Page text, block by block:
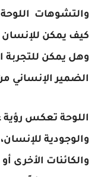
والتشوهات
كيف يمكن
وهل يمكن للتجربة
الضمير الإنساني
اللوحة تعكس رؤية
والوجودية
والكائنات الأخرى